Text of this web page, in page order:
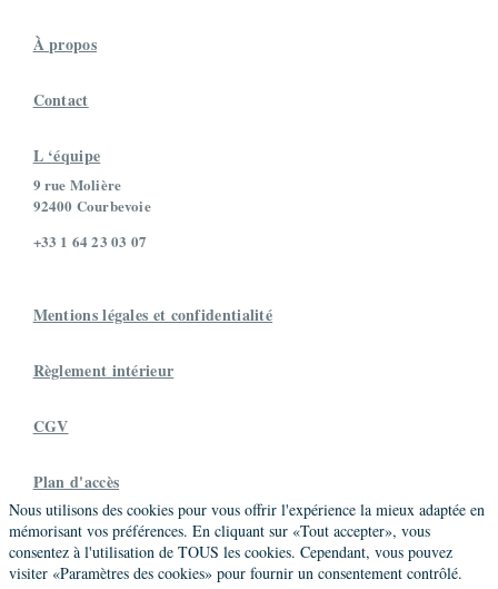
À propos
Contact
L ‘équipe
9 rue Molière
92400 Courbevoie
+33 1 64 23 03 07
Mentions légales et confidentialité
Règlement intérieur
CGV
Plan d'accès
Nous utilisons des cookies pour vous offrir l'expérience la mieux adaptée en
mémorisant vos préférences. En cliquant sur «Tout accepter», vous
consentez à l'utilisation de TOUS les cookies. Cependant, vous pouvez
visiter «Paramètres des cookies» pour fournir un consentement contrôlé.